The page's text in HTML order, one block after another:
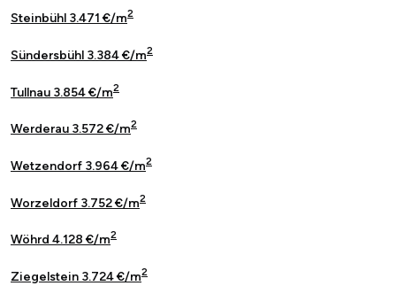
Steinbühl 3.471 €/m2
Sündersbühl 3.384 €/m2
Tullnau 3.854 €/m2
Werderau 3.572 €/m2
Wetzendorf 3.964 €/m2
Worzeldorf 3.752 €/m2
Wöhrd 4.128 €/m2
Ziegelstein 3.724 €/m2